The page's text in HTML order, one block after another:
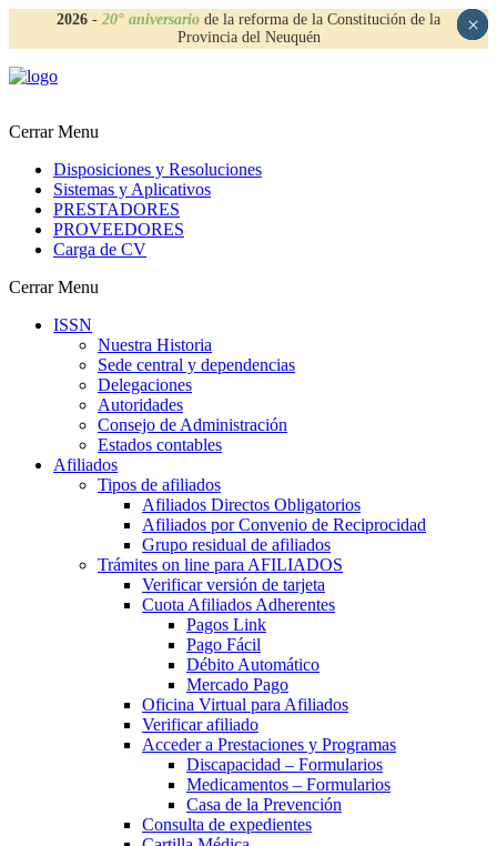
2026 - 20° aniversario de la reforma de la Constitución de la
Provincia del Neuquén
Cerrar Menu
Disposiciones y Resoluciones
Sistemas y Aplicativos
PRESTADORES
PROVEEDORES
Carga de CV
Cerrar Menu
ISSN
Nuestra Historia
Sede central y dependencias
Delegaciones
Autoridades
Consejo de Administración
Estados contables
Afiliados
Tipos de afiliados
Afiliados Directos Obligatorios
Afiliados por Convenio de Reciprocidad
Grupo residual de afiliados
Trámites on line para AFILIADOS
Verificar versión de tarjeta
Cuota Afiliados Adherentes
Pagos Link
Pago Fácil
Débito Automático
Mercado Pago
Oficina Virtual para Afiliados
Verificar afiliado
Acceder a Prestaciones y Programas
Discapacidad – Formularios
Medicamentos – Formularios
Casa de la Prevención
Consulta de expedientes
×
×
×
×